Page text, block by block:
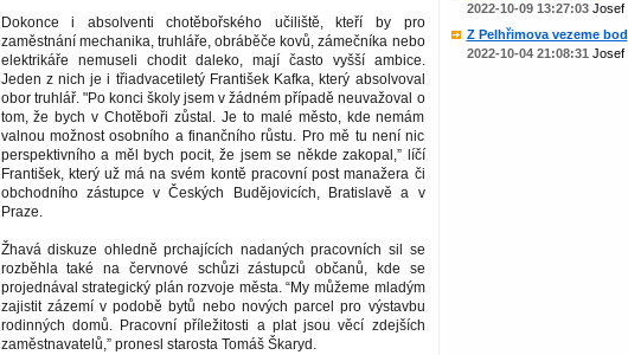
Dokonce i absolventi chotěbořského učiliště, kteří by pro
zaměstnání mechanika, truhláře, obráběče kovů, zámečníka nebo
elektrikáře nemuseli chodit daleko, mají často vyšší ambice.
Jeden z nich je i třiadvacetiletý František Kafka, který absolvoval
obor truhlář. "Po konci školy jsem v žádném případě neuvažoval o
tom, že bych v Chotěboři zůstal. Je to malé město, kde nemám
valnou možnost osobního a finančního růstu. Pro mě tu není nic
perspektivního a měl bych pocit, že jsem se někde zakopal,” líčí
František, který už má na svém kontě pracovní post manažera či
obchodního zástupce v Českých Budějovicích, Bratislavě a v
Praze.
Žhavá diskuze ohledně prchajících nadaných pracovních sil se
rozběhla také na červnové schůzi zástupců občanů, kde se
projednával strategický plán rozvoje města. “My můžeme mladým
zajistit zázemí v podobě bytů nebo nových parcel pro výstavbu
rodinných domů. Pracovní příležitosti a plat jsou věcí zdejších
zaměstnavatelů,” pronesl starosta Tomáš Škaryd.
2022-10-09 13:27:03Josef
Z Pelhřimova vezeme bod
2022-10-04 21:08:31 Josef